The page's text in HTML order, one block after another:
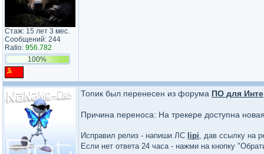
Стаж: 15 лет 3 мес.
Сообщений: 244
Ratio: 956.782
100%
Топик был перенесен из форума ПО для
Причина переноса: На трекере доступна
Исправил релиз - напиши ЛС lipi, дав ссылку на
Если нет ответа 24 часа - нажми на кнопку